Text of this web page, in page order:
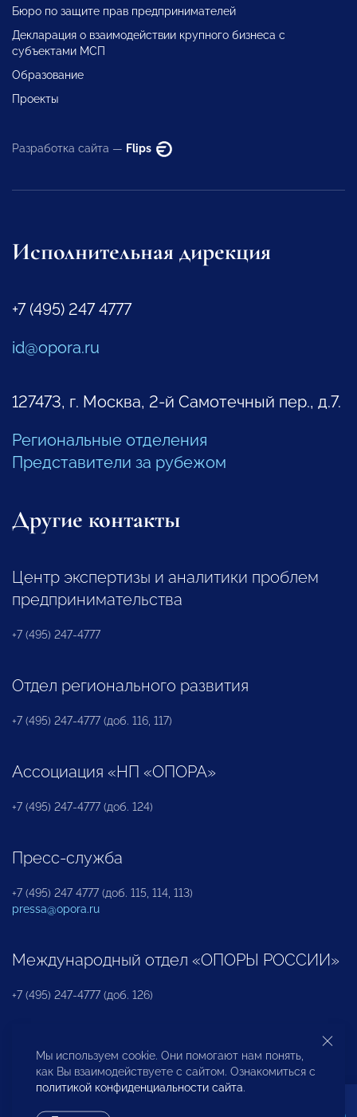
Бюро по защите прав предпринимателей
Декларация о взаимодействии крупного бизнеса с
субъектами МСП
Образование
Проекты
Разработка сайта — Flips
Исполнительная дирекция
+7 (495) 247 4777
id@opora.ru
127473, г. Москва, 2-й Самотечный пер., д.7.
Региональные отделения
Представители за рубежом
Другие контакты
Центр экспертизы и аналитики проблем
предпринимательства
+7 (495) 247-4777
Отдел регионального развития
+7 (495) 247-4777 (доб. 116, 117)
Ассоциация «НП «ОПОРА»
+7 (495) 247-4777 (доб. 124)
Пресс-служба
+7 (495) 247 4777 (доб. 115, 114, 113)
pressa@opora.ru
Международный отдел «ОПОРЫ РОССИИ»
+7 (495) 247-4777 (доб. 126)
Бюро по защите прав предпринимателей и
инвесторов
Мы используем cookie. Они помогают нам понять,
как Вы взаимодействуете с сайтом. Ознакомиться с
политикой конфиденциальности сайта.